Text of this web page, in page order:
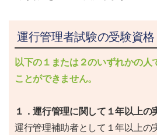
運行管理者試験の受験資格
以下の１または２のいずれかの人
ことができません。
１．運行管理に関して１年以上の
運行管理補助者として１年以上の